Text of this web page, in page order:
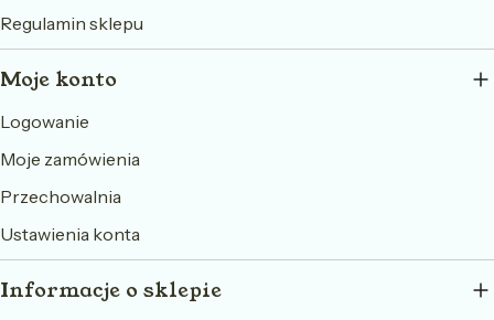
Regulamin sklepu
Moje konto
Logowanie
Moje zamówienia
Przechowalnia
Ustawienia konta
Informacje o sklepie